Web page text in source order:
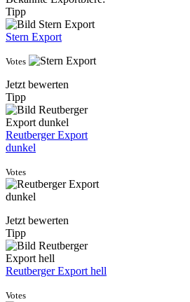
Tipp
Stern Export
Votes
Jetzt bewerten
Tipp
Reutberger Export
dunkel
Votes
Jetzt bewerten
Tipp
Reutberger Export hell
Votes